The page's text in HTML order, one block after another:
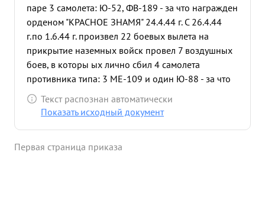
паре 3 самолета: Ю-52, ФВ-189 - за что награжден
орденом "КРАСНОЕ ЗНАМЯ" 24.4.44 г. С 26.4.44
г.по 1.6.44 г. произвел 22 боевых вылета на
прикрытие наземных войск провел 7 воздушных
боев, в которы ых лично сбил 4 самолета
противника типа: 3 МЕ-109 и один Ю-88 - за что
награжден орденом ОТЕЧЕСТВЕННАЯ ВОЙНА 1-й
СТЕПЕНИ"-3.7 44 г. с С 1.3.44 г. по 26.4.44 г.
самолета противника шипа: ПЗЛ-24, 1 Ю-87, 2
Текст распознан автоматически
Показать исходный документ
Первая страница приказа